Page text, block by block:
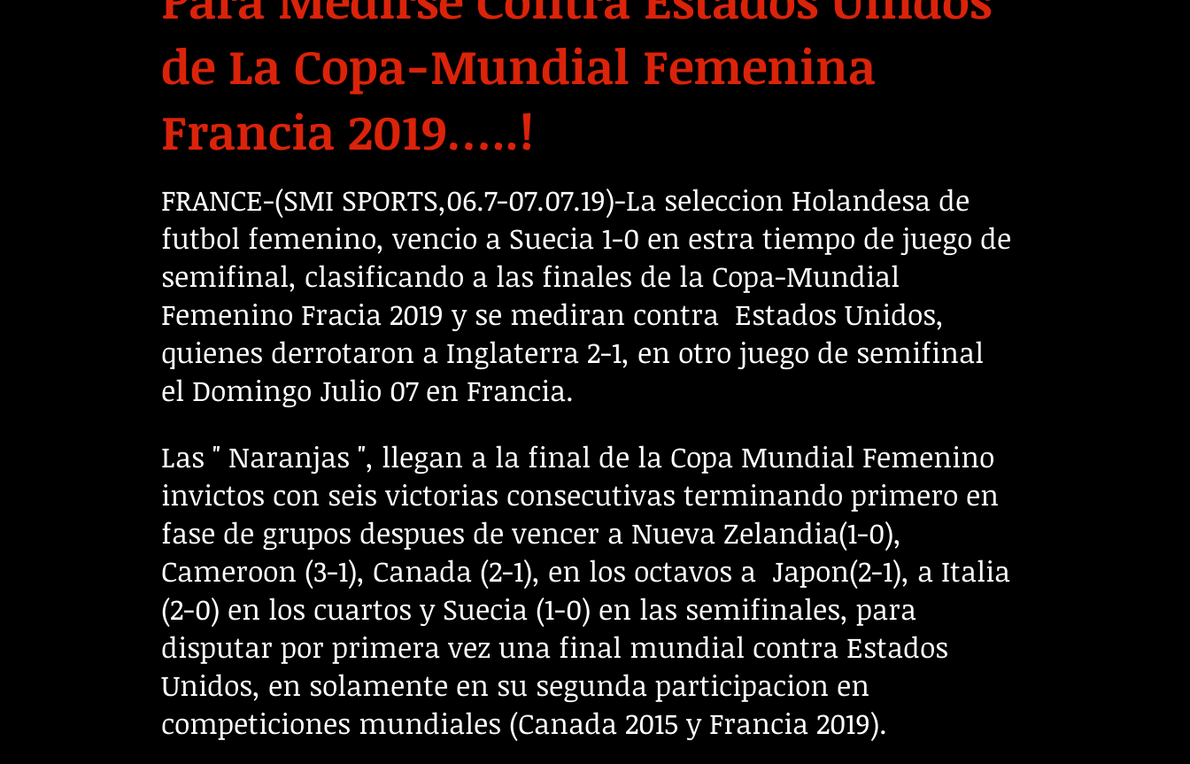
de La Copa-Mundial Femenina
Francia 2019…..!
FRANCE-(SMI SPORTS,06.7-07.07.19)-La seleccion Holandesa de
futbol femenino, vencio a Suecia 1-0 en estra tiempo de juego de
semifinal, clasificando a las finales de la Copa-Mundial
Femenino Fracia 2019 y se mediran contra Estados Unidos,
quienes derrotaron a Inglaterra 2-1, en otro juego de semifinal
el Domingo Julio 07 en Francia.
Las " Naranjas ", llegan a la final de la Copa Mundial Femenino
invictos con seis victorias consecutivas terminando primero en
fase de grupos despues de vencer a Nueva Zelandia(1-0),
Cameroon (3-1), Canada (2-1), en los octavos a Japon(2-1), a Italia
(2-0) en los cuartos y Suecia (1-0) en las semifinales, para
disputar por primera vez una final mundial contra Estados
Unidos, en solamente en su segunda participacion en
competiciones mundiales (Canada 2015 y Francia 2019).